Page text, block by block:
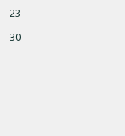
23
30